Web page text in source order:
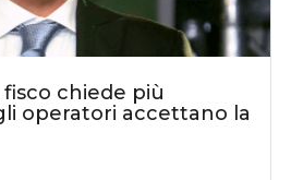
chiede più
operatori accettano la